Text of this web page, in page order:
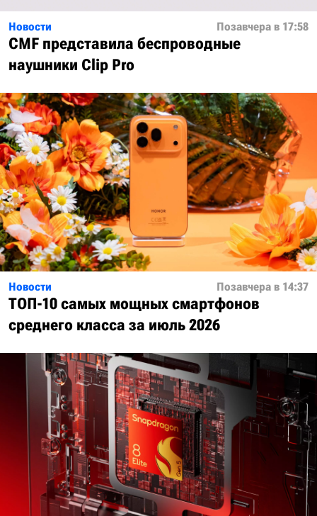
Новости Позавчера в 17:58
CMF представила беспроводные
наушники Clip Pro
Новости Позавчера в 14:37
ТОП-10 самых мощных смартфонов
среднего класса за июль 2026